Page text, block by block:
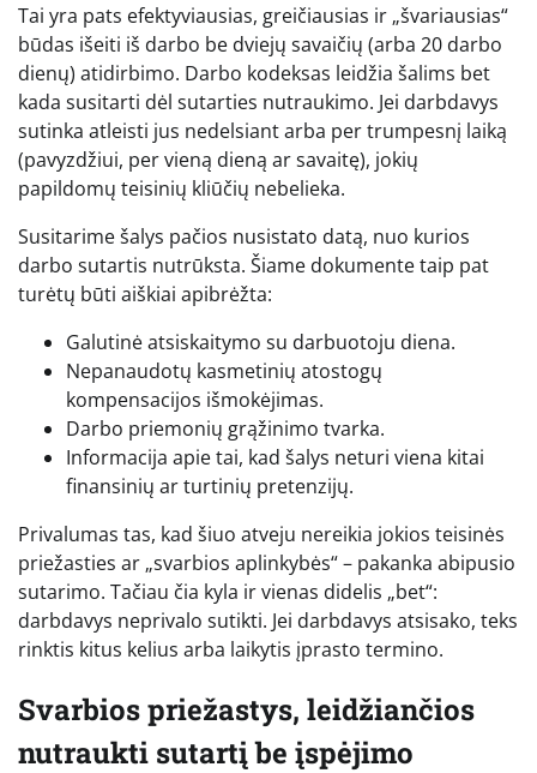
Tai yra pats efektyviausias, greičiausias ir „švariausias“
būdas išeiti iš darbo be dviejų savaičių (arba 20 darbo
dienų) atidirbimo. Darbo kodeksas leidžia šalims bet
kada susitarti dėl sutarties nutraukimo. Jei darbdavys
sutinka atleisti jus nedelsiant arba per trumpesnį laiką
(pavyzdžiui, per vieną dieną ar savaitę), jokių
papildomų teisinių kliūčių nebelieka.
Susitarime šalys pačios nusistato datą, nuo kurios
darbo sutartis nutrūksta. Šiame dokumente taip pat
turėtų būti aiškiai apibrėžta:
Galutinė atsiskaitymo su darbuotoju diena.
Nepanaudotų kasmetinių atostogų
kompensacijos išmokėjimas.
Darbo priemonių grąžinimo tvarka.
Informacija apie tai, kad šalys neturi viena kitai
finansinių ar turtinių pretenzijų.
Privalumas tas, kad šiuo atveju nereikia jokios teisinės
priežasties ar „svarbios aplinkybės“ – pakanka abipusio
sutarimo. Tačiau čia kyla ir vienas didelis „bet“:
darbdavys neprivalo sutikti. Jei darbdavys atsisako, teks
rinktis kitus kelius arba laikytis įprasto termino.
Svarbios priežastys, leidžiančios
nutraukti sutartį be įspėjimo